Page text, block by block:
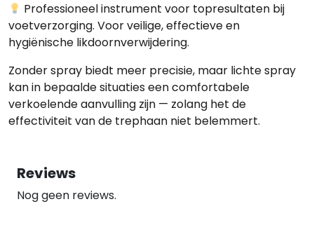
Professioneel instrument voor topresultaten bij
voetverzorging. Voor veilige, effectieve en
hygiënische likdoornverwijdering.
Zonder spray biedt meer precisie, maar lichte spray
kan in bepaalde situaties een comfortabele
verkoelende aanvulling zijn — zolang het de
effectiviteit van de trephaan niet belemmert.
Reviews
Nog geen reviews.